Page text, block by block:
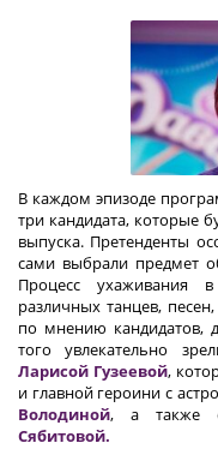
В каждом эпизоде
три кандидата, которые
выпуска. Претенденты
сами выбрали предмет
Процесс ухаживания в
различных танцев,
по мнению кандидатов,
того увлекательно
Ларисой Гузеевой,
и главной героини с
Володиной, а также с
Сябитовой.